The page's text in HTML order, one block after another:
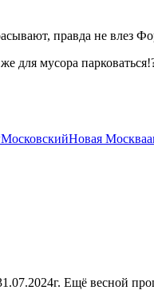
правда не влез
для мусора
МосковскийНовая Москва
Ещё весной